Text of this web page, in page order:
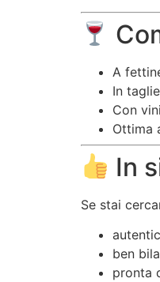
A
In
Con
Ottima
In
Se stai
ben
pronta